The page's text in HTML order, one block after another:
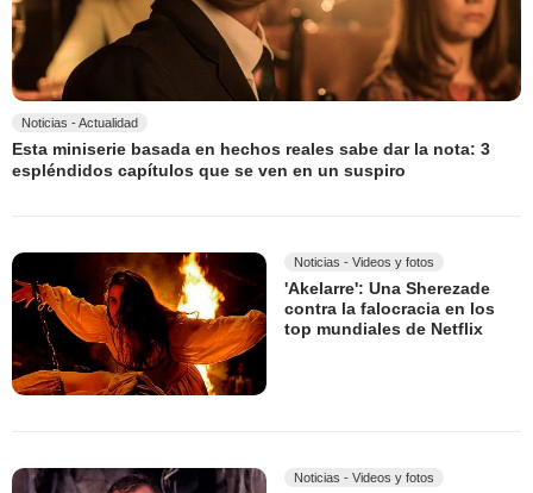
Noticias - Actualidad
Esta miniserie basada en hechos reales sabe dar la nota: 3
espléndidos capítulos que se ven en un suspiro
Noticias - Videos y fotos
'Akelarre': Una Sherezade
contra la falocracia en los
top mundiales de Netflix
Noticias - Videos y fotos